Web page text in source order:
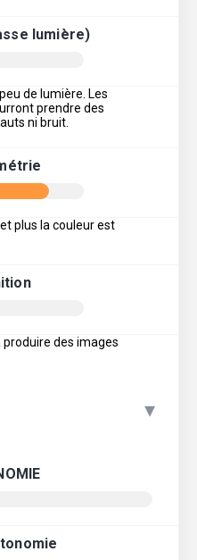
lumière)
de lumière. Les
prendre des
ni bruit.
plus la couleur est
des images
▾